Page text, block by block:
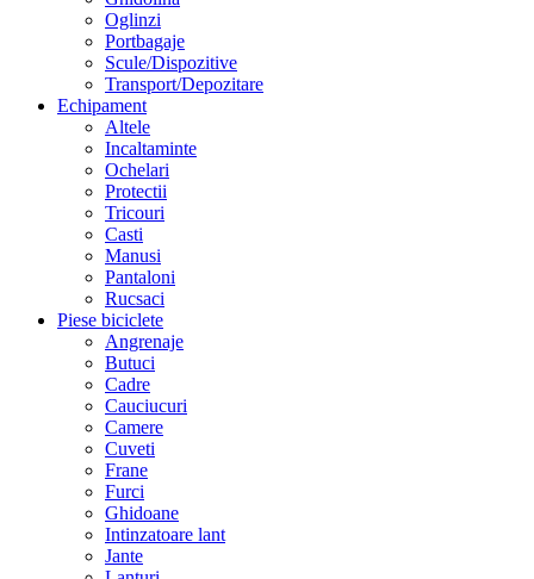
Oglinzi
Portbagaje
Scule/Dispozitive
Transport/Depozitare
Echipament
Altele
Incaltaminte
Ochelari
Protectii
Tricouri
Casti
Manusi
Pantaloni
Rucsaci
Piese biciclete
Angrenaje
Butuci
Cadre
Cauciucuri
Camere
Cuveti
Frane
Furci
Ghidoane
Intinzatoare lant
Jante